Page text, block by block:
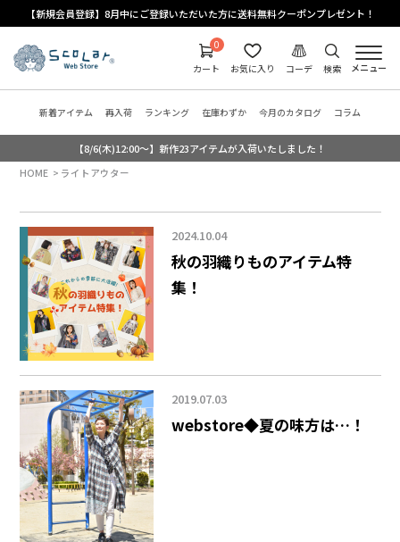
【新規会員登録】8月中にご登録いただいた方に送料無料クーポンプレゼント！
検索
コーデ
お気に入り
0
カート
メニュー
新着アイテム 再入荷 ランキング 在庫わずか 今月のカタログ コラム
【8/6(木)12:00～】新作23アイテムが入荷いたしました！
HOME ライトアウター
2024.10.04
秋の羽織りものアイテム特
集！
2019.07.03
webstore◆夏の味方は…！